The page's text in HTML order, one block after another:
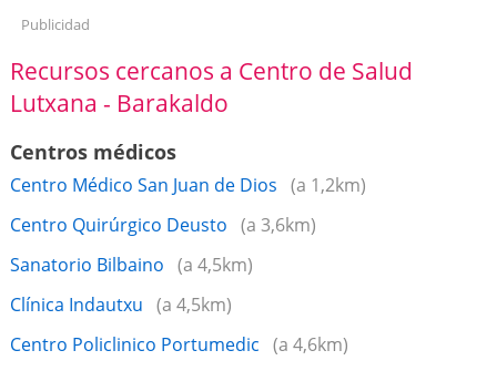
Publicidad
Recursos cercanos a Centro de Salud
Lutxana - Barakaldo
Centros médicos
Centro Médico San Juan de Dios (a 1,2km)
Centro Quirúrgico Deusto (a 3,6km)
Sanatorio Bilbaino (a 4,5km)
Clínica Indautxu (a 4,5km)
Centro Policlinico Portumedic (a 4,6km)